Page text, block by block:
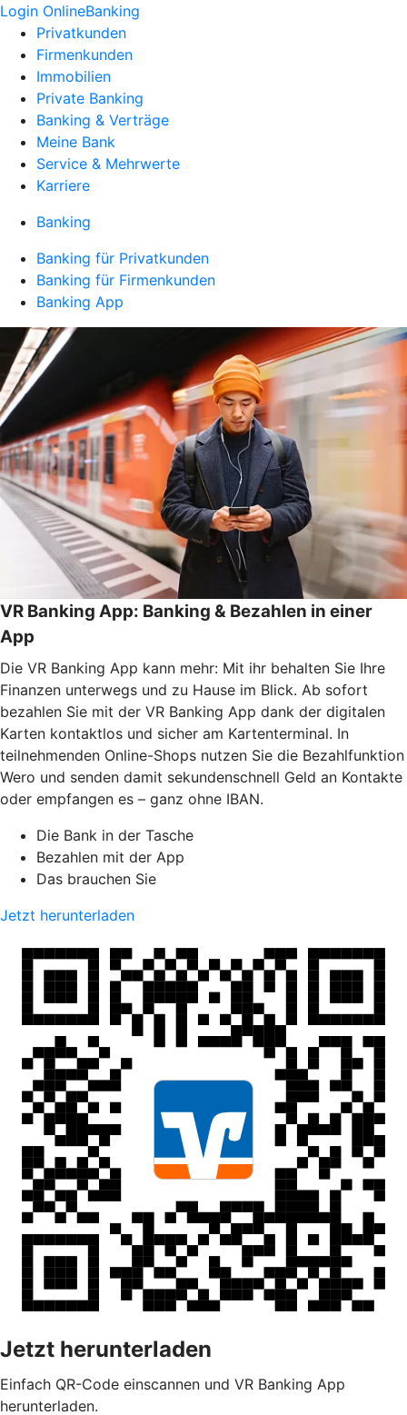
Login OnlineBanking
Privatkunden
Firmenkunden
Immobilien
Private Banking
Banking & Verträge
Meine Bank
Service & Mehrwerte
Karriere
Banking
Banking für Privatkunden
Banking für Firmenkunden
Banking App
VR Banking App: Banking & Bezahlen in einer
App
Die VR Banking App kann mehr: Mit ihr behalten Sie Ihre
Finanzen unterwegs und zu Hause im Blick. Ab sofort
bezahlen Sie mit der VR Banking App dank der digitalen
Karten kontaktlos und sicher am Kartenterminal. In
teilnehmenden Online-Shops nutzen Sie die Bezahlfunktion
Wero und senden damit sekundenschnell Geld an Kontakte
oder empfangen es – ganz ohne IBAN.
Die Bank in der Tasche
Bezahlen mit der App
Das brauchen Sie
Jetzt herunterladen
Jetzt herunterladen
Einfach QR-Code einscannen und VR Banking App
herunterladen.